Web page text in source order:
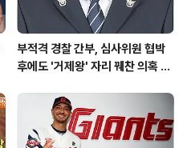
부적격 경찰 간부, 심사위원 협박
후에도 '거제왕' 자리 꿰찬 의혹 진